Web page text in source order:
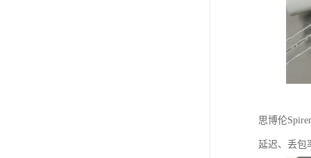
思博伦
延迟、丢包